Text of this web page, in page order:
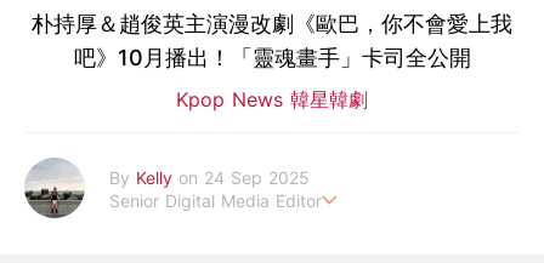
朴持厚＆趙俊英主演漫改劇《歐巴，你不會愛上我
吧》10月播出！「靈魂畫手」卡司全公開
Kpop News 韓星韓劇
By Kelly on 24 Sep 2025
Senior Digital Media Editor